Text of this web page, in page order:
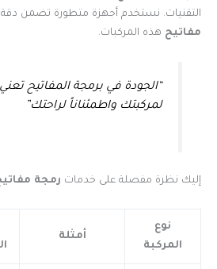
التقنيات. نستخدم أجهزة متطورة تضمن دقة
مفاتيح هذه المركبات.
“الجودة في برمجة المفاتيح
لمركبتك واطمئناناً لراحتك”
إليك نظرة مفصلة على خدمات رمجة
نوع
المركبة
أمثلة